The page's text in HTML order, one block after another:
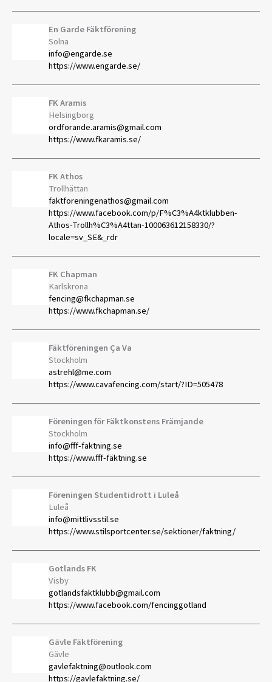
En Garde Fäktförening
Solna
info@engarde.se
https://www.engarde.se/
FK Aramis
Helsingborg
ordforande.aramis@gmail.com
https://www.fkaramis.se/
FK Athos
Trollhättan
faktforeningenathos@gmail.com
https://www.facebook.com/p/F%C3%A4ktklubben-
Athos-Trollh%C3%A4ttan-100063612158330/?
locale=sv_SE&_rdr
FK Chapman
Karlskrona
fencing@fkchapman.se
https://www.fkchapman.se/
Fäktföreningen Ça Va
Stockholm
astrehl@me.com
https://www.cavafencing.com/start/?ID=505478
Föreningen för Fäktkonstens Främjande
Stockholm
info@fff-faktning.se
https://www.fff-fäktning.se
Föreningen Studentidrott i Luleå
Luleå
info@mittlivsstil.se
https://www.stilsportcenter.se/sektioner/faktning/
Gotlands FK
Visby
gotlandsfaktklubb@gmail.com
https://www.facebook.com/fencinggotland
Gävle Fäktförening
Gävle
gavlefaktning@outlook.com
https://gavlefaktning.se/